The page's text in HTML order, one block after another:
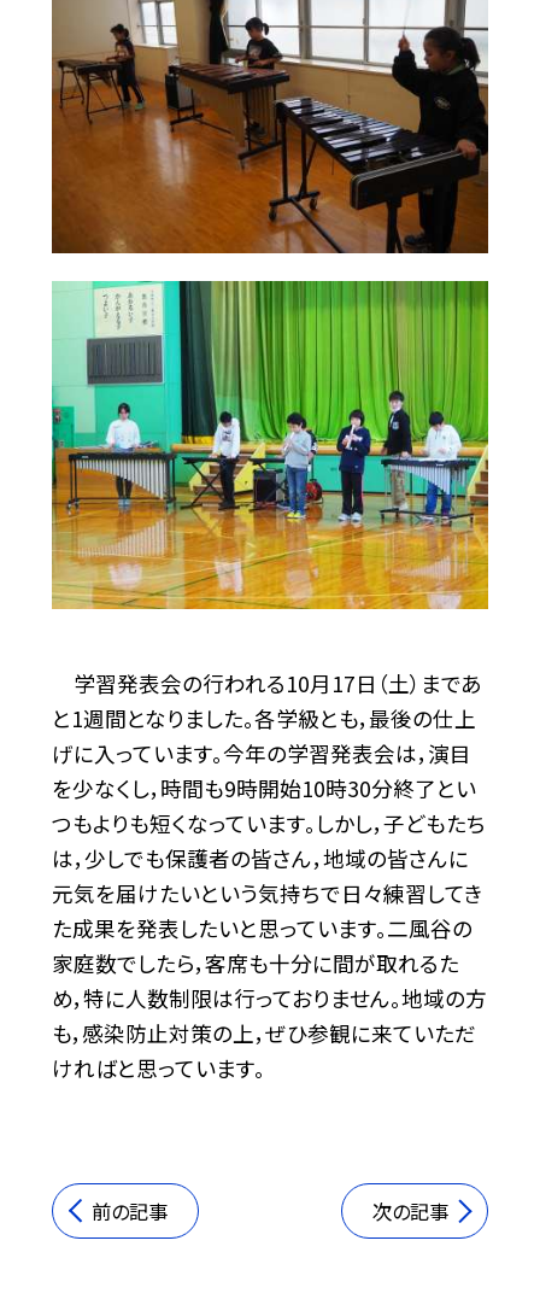
学習発表会の行われる10月17日（土）まであ
と1週間となりました。各学級とも，最後の仕上
げに入っています。今年の学習発表会は，演目
を少なくし，時間も9時開始10時30分終了とい
つもよりも短くなっています。しかし，子どもたち
は，少しでも保護者の皆さん，地域の皆さんに
元気を届けたいという気持ちで日々練習してき
た成果を発表したいと思っています。二風谷の
家庭数でしたら，客席も十分に間が取れるた
め，特に人数制限は行っておりません。地域の方
も，感染防止対策の上，ぜひ参観に来ていただ
ければと思っています。
前の記事 次の記事